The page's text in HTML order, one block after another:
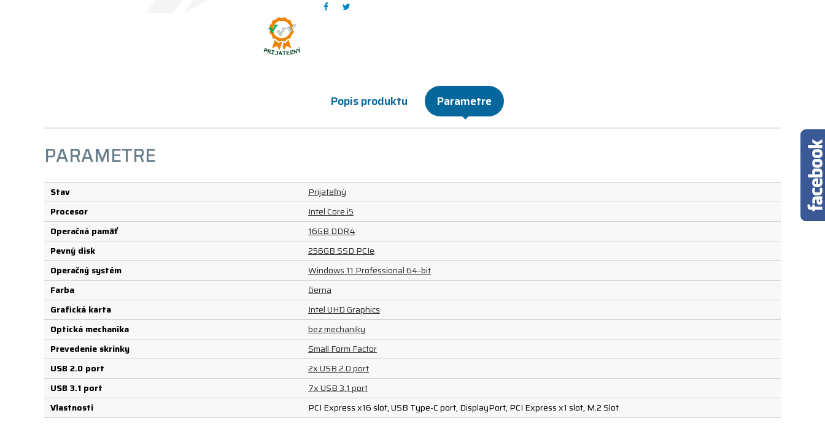
Popis produktu Parametre
PARAMETRE
Stav
Prijateľný
Procesor
Intel Core i5
Operačná pamäť
16GB DDR4
Pevný disk
256GB SSD PCIe
Operačný systém
Windows 11 Professional 64-bit
Farba
čierna
Grafická karta
Intel UHD Graphics
Optická mechanika
bez mechaniky
Prevedenie skrinky
Small Form Factor
USB 2.0 port
2x USB 2.0 port
USB 3.1 port
7x USB 3.1 port
Vlastnosti
PCI Express x16 slot, USB Type-C port, DisplayPort, PCI Express x1 slot, M.2 Slot